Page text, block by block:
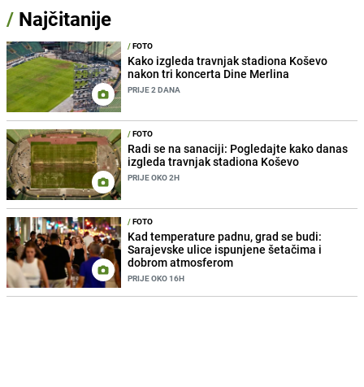
/ Najčitanije
/FOTO
Kako izgleda travnjak stadiona Koševo
nakon tri koncerta Dine Merlina
PRIJE 2 DANA
/FOTO
Radi se na sanaciji: Pogledajte kako danas
izgleda travnjak stadiona Koševo
PRIJE OKO 2H
/FOTO
Kad temperature padnu, grad se budi:
Sarajevske ulice ispunjene šetačima i
dobrom atmosferom
PRIJE OKO 16H